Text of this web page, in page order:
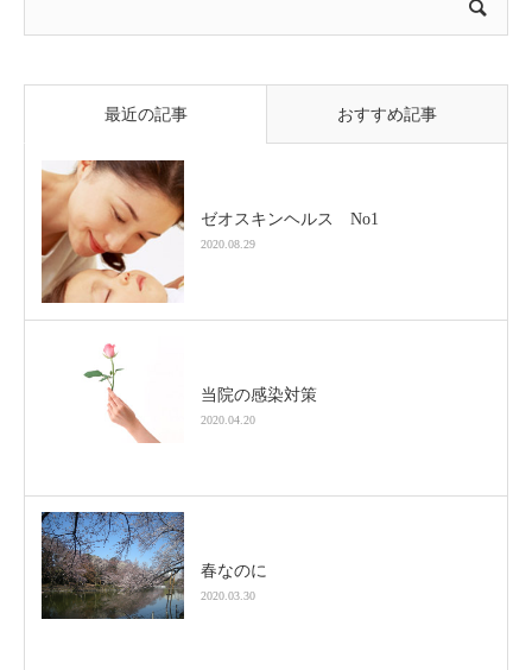
最近の記事 おすすめ記事
ゼオスキンヘルス No1
2020.08.29
当院の感染対策
2020.04.20
春なのに
2020.03.30